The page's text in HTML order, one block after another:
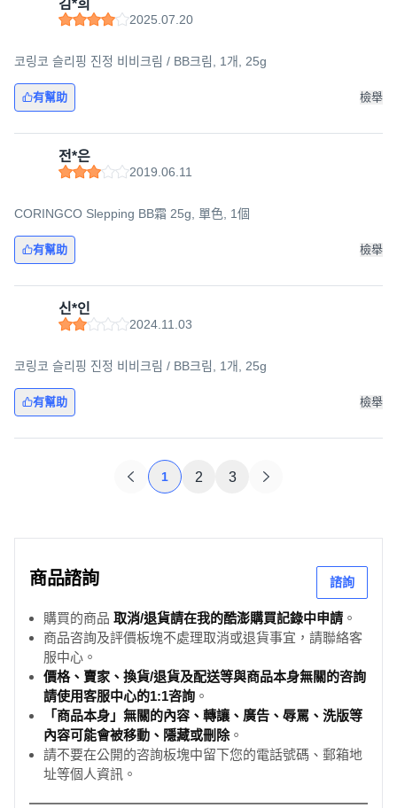
김*희
2025.07.20
코링코 슬리핑 진정 비비크림 / BB크림, 1개, 25g
有幫助 檢舉
전*은
2019.06.11
CORINGCO Slepping BB霜 25g, 單色, 1個
有幫助 檢舉
신*인
2024.11.03
코링코 슬리핑 진정 비비크림 / BB크림, 1개, 25g
有幫助 檢舉
1 2 3
商品諮詢 諮詢
購買的商品 取消/退貨請在我的酷澎購買記錄中申請 。
商品咨詢及評價板塊不處理取消或退貨事宜，請聯絡客
服中心。
價格、賣家、換貨/退貨及配送等與商品本身無關的咨詢
請使用客服中心的1:1咨詢 。
「商品本身」無關的內容、轉讓、廣告、辱罵、洗版等
內容可能會被移動、隱藏或刪除。
請不要在公開的咨詢板塊中留下您的電話號碼、郵箱地
址等個人資訊。